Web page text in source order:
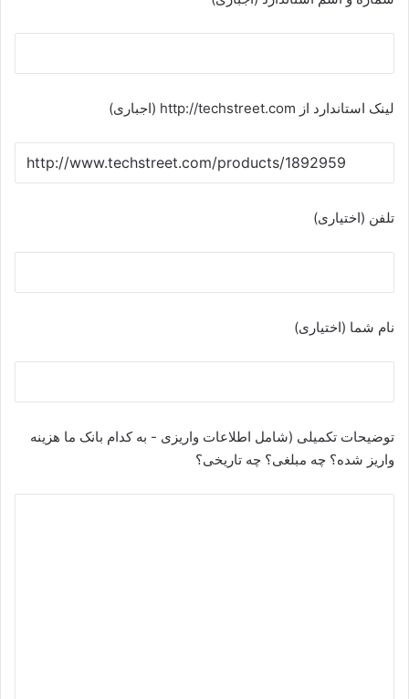
لینک استاندارد از http://techstreet.com (اجباری)
تلفن (اختیاری)
نام شما (اختیاری)
توضیحات تکمیلی (شامل اطلاعات واریزی - به کدام بانک ما هزینه
واریز شده؟ چه مبلغی؟ چه تاریخی؟